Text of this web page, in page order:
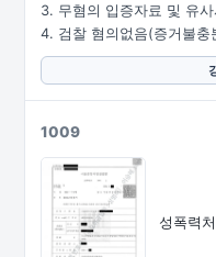
무혐의 입증자료 및 유
검찰 혐의없음(증거불
1009
성폭력